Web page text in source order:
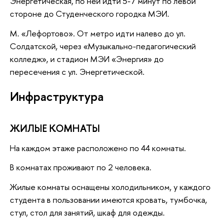
стороне до Студенческого городка МЭИ.
М. «Лефортово». От метро идти налево до ул.
Солдатской, через «Музыкально-педагогический
колледж», и стадион МЭИ «Энергия» до
пересечения с ул. Энергетической.
Инфраструктура
ЖИЛЫЕ КОМНАТЫ
На каждом этаже расположено по 44 комнаты.
В комнатах проживают по 2 человека.
Жилые комнаты оснащены холодильником, у каждого
студента в пользовании имеются кровать, тумбочка,
стул, стол для занятий, шкаф для одежды.